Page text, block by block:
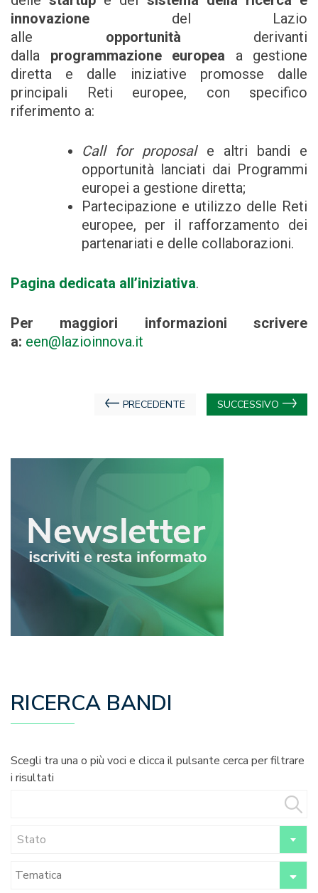
innovazione del Lazio
alle opportunità derivanti
dalla programmazione europea a gestione
diretta e dalle iniziative promosse dalle
principali Reti europee, con specifico
riferimento a:
Call for proposale altri bandi e
opportunità lanciati dai Programmi
europei a gestione diretta;
Partecipazione e utilizzo delle Reti
europee, per il rafforzamento dei
partenariati e delle collaborazioni.
Pagina dedicata all’iniziativa.
Per maggiori informazioni scrivere
a: een@lazioinnova.it
Navigazione
PRECEDENTE SUCCESSIVO
RICERCA BANDI
Scegli tra una o più voci e clicca il pulsante cerca per filtrare
i risultati
Stato